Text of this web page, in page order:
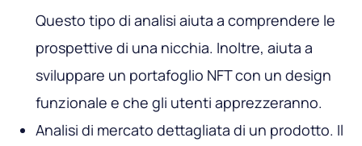
Questo tipo di analisi aiuta a comprendere le
prospettive di una nicchia. Inoltre, aiuta a
sviluppare un portafoglio NFT con un design
funzionale e che gli utenti apprezzeranno.
Analisi di mercato dettagliata di un prodotto. Il